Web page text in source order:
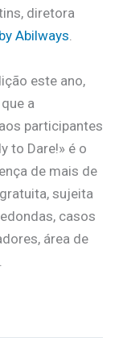
diretora
Abilways.
este ano,
a
participantes
to Dare!» é o
de mais de
sujeita
casos
área de